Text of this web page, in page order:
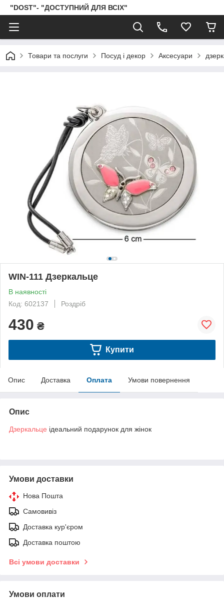
"DOST"- "ДОСТУПНИЙ ДЛЯ ВСІХ"
Товари та послуги Посуд і декор Аксесуари
WIN-111 Дзеркальце
В наявності
Код: 602137
Роздріб
430 ₴
Купити
Опис Доставка Оплата Умови повернення
Опис
Дзеркальце ідеальний подарунок для жінок
Умови доставки
Нова Пошта
Самовивіз
Доставка кур'єром
Доставка поштою
Всі умови доставки
Умови оплати